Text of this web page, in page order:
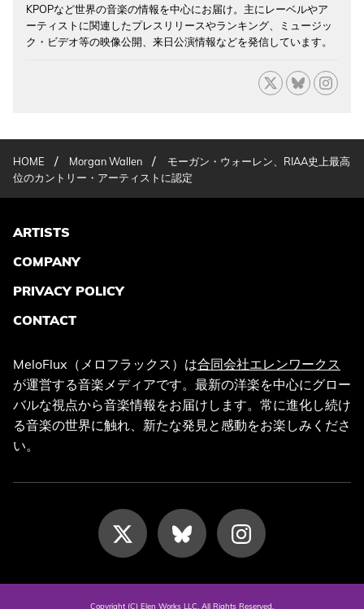
KPOPなど世界の音楽の情報を中心にお届け。主にレーベルやア
ーティストに関連したプレスリリースやランキング、ミュージッ
ク・ビデオ等の映像公開、来日公演情報などを発信しています。
HOME / Morgan Wallen /
モーガン・ウォーレン、RIAA史上最高
位のカントリー・アーティストに認定
ARTISTS
COMPANY
PRIVACY POLICY
CONTACT
MeloFlux（メロフラックス）は合同会社エレンワークス
が運営する音楽メディアです。最新の洋楽を中心にグロー
バルな視点から音楽情報をお届けします。常に進化し続け
る音楽の世界に触れ、新たな発見と感動をお楽しみくださ
い。
Copyright (C) Elen Works LLC. All Rights Reserved.